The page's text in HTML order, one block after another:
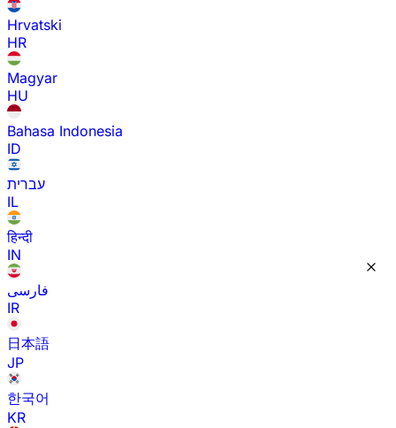
Hrvatski
HR
Magyar
HU
Bahasa Indonesia
ID
עברית
IL
हिन्दी
IN
فارسی
IR
日本語
JP
한국어
KR